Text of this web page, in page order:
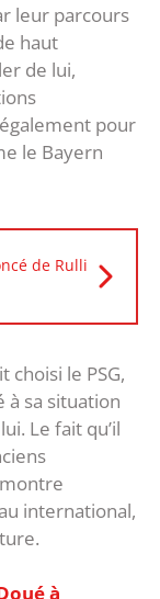
leur parcours
haut
de lui,
pour
le Bayern
de Rulli
le PSG,
à sa situation
Le fait qu’il
international,
à